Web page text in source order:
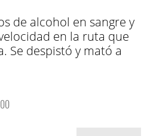
de alcohol en sangre y
en la ruta que
Se despistó y mató a